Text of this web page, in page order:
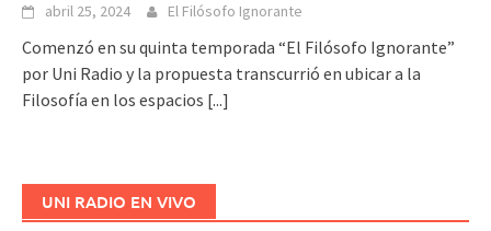
abril 25, 2024 El Filósofo Ignorante
Comenzó en su quinta temporada “El Filósofo Ignorante”
por Uni Radio y la propuesta transcurrió en ubicar a la
Filosofía en los espacios [...]
UNI RADIO EN VIVO